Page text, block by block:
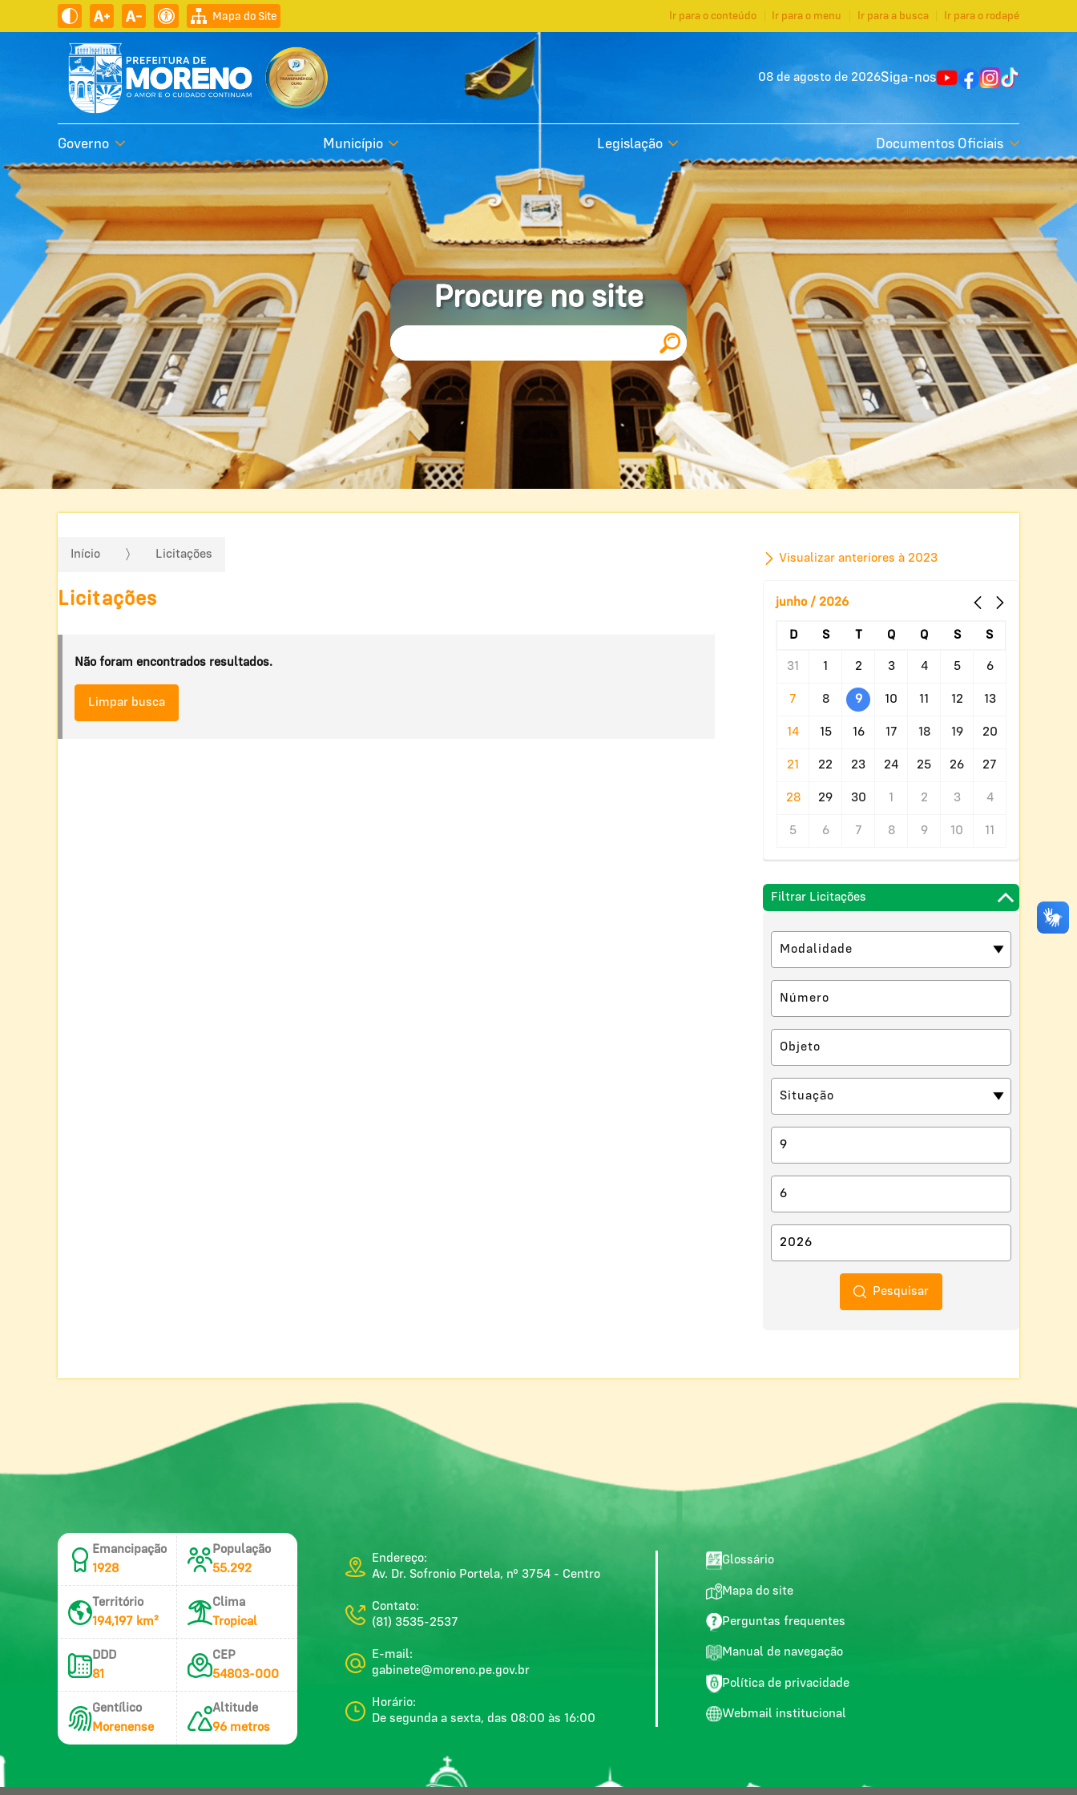
Mapa do Site Ir para o conteúdo Ir para o menu Ir para a busca Ir para o rodapé
08 de agosto de 2026Siga-nos
Governo Município Legislação Documentos Oficiais
Procure no site
Início Licitações
Licitações
Não foram encontrados resultados.
Limpar busca
Visualizar anteriores à 2023
junho / 2026
D S T Q Q S S
31 1 2 3 4 5 6
7 8 9 10 11 12 13
14 15 16 17 18 19 20
21 22 23 24 25 26 27
28 29 30 1 2 3 4
5 6 7 8 9 10 11
Filtrar Licitações
Pesquisar
Emancipação
1928
População
55.292
Território
194,197 km²
Clima
Tropical
DDD
81
CEP
54803-000
Gentílico
Morenense
Altitude
96 metros
Endereço:
Av. Dr. Sofronio Portela, nº 3754 - Centro
Contato:
(81) 3535-2537
E-mail:
gabinete@moreno.pe.gov.br
Horário:
De segunda a sexta, das 08:00 às 16:00
Glossário
Mapa do site
Perguntas frequentes
Manual de navegação
Política de privacidade
Webmail institucional